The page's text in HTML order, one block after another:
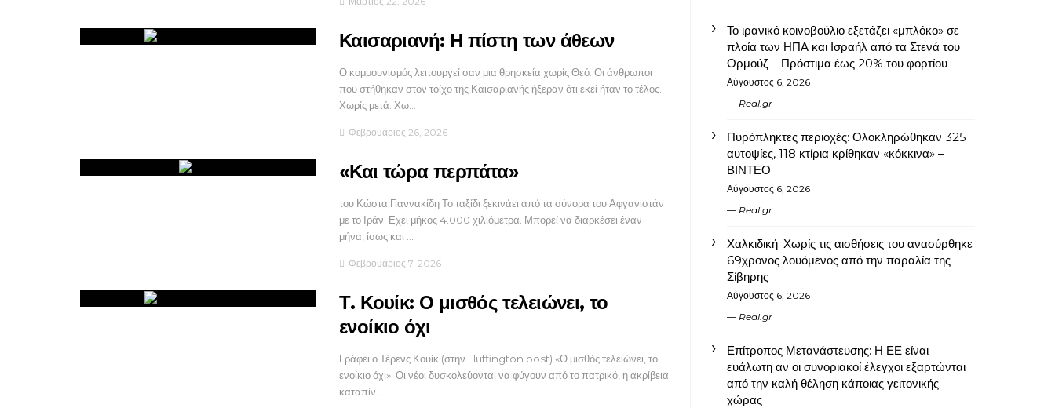
Καισαριανή: Η πίστη των άθεων
Ο κομμουνισμός λειτουργεί σαν μια θρησκεία χωρίς Θεό. Οι άνθρωποι
που στήθηκαν στον τοίχο της Καισαριανής ήξεραν ότι εκεί ήταν το τέλος.
Χωρίς μετά. Χω…
Φεβρουάριος 26, 2026
«Και τώρα περπάτα»
του Κώστα Γιαννακίδη Το ταξίδι ξεκινάει από τα σύνορα του Αφγανιστάν
με το Ιράν. Εχει μήκος 4.000 χιλιόμετρα. Μπορεί να διαρκέσει έναν
μήνα, ίσως και …
Φεβρουάριος 7, 2026
Τ. Κουίκ: Ο μισθός τελειώνει, το
ενοίκιο όχι
Γράφει ο Τέρενς Κουίκ (στην Huffington post) «Ο μισθός τελειώνει, το
ενοίκιο όχι» Οι νέοι δυσκολεύονται να φύγουν από το πατρικό, η ακρίβεια
καταπίν…
Το ιρανικό κοινοβούλιο εξετάζει «μπλόκο» σε
πλοία των ΗΠΑ και Ισραήλ από τα Στενά του
Ορμούζ – Πρόστιμα έως 20% του φορτίου
Αύγουστος 6, 2026
Real.gr
Πυρόπληκτες περιοχές: Ολοκληρώθηκαν 325
αυτοψίες, 118 κτίρια κρίθηκαν «κόκκινα» –
ΒΙΝΤΕΟ
Αύγουστος 6, 2026
Real.gr
Χαλκιδική: Χωρίς τις αισθήσεις του ανασύρθηκε
69χρονος λουόμενος από την παραλία της
Σίβηρης
Αύγουστος 6, 2026
Real.gr
Επίτροπος Μετανάστευσης: Η ΕΕ είναι
ευάλωτη αν οι συνοριακοί έλεγχοι εξαρτώνται
από την καλή θέληση κάποιας γειτονικής
χώρας